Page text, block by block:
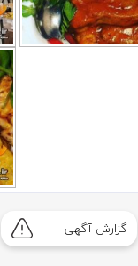
گزارش آگهی